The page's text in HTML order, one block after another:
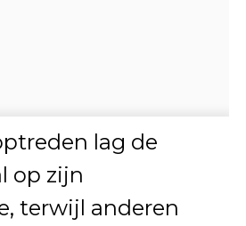
lag de
op zijn
terwijl anderen